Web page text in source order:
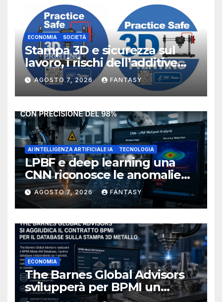
ECONOMIA SOCIETÀ
Stampa 3D e sicurezza sul
lavoro, i rischi dell’additive
manufacturing secondo
NIOSH
AGOSTO 7, 2026 FANTASY
AI INTELLIGENZA ARTIFICIALE IA TECNOLOGIA
LPBF e deep learning una
CNN riconosce le anomalie
del bagno di fusione
AGOSTO 7, 2026 FANTASY
ECONOMIA
The Barnes Global Advisors
svilupperà per BPMI un